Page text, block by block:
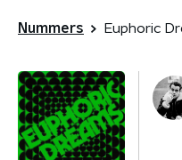
Nummers Euphoric